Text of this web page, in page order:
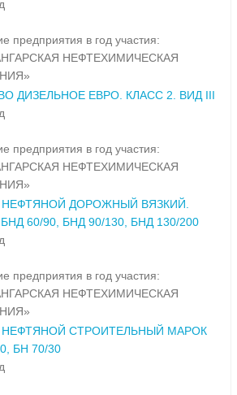
предприятия в год участия:
НЕФТЕХИМИЧЕСКАЯ
ДИЗЕЛЬНОЕ ЕВРО. КЛАСС 2. ВИД III
предприятия в год участия:
НЕФТЕХИМИЧЕСКАЯ
ДОРОЖНЫЙ ВЯЗКИЙ.
60/90, БНД 90/130, БНД 130/200
предприятия в год участия:
НЕФТЕХИМИЧЕСКАЯ
СТРОИТЕЛЬНЫЙ МАРОК
БН 70/30